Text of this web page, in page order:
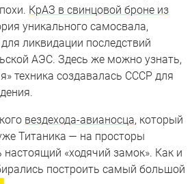
КрАЗ в свинцовой броне из
уникального самосвала,
ликвидации последствий
АЭС. Здесь же можно узнать,
техника создавалась СССР для
вездехода-авианосца, который
Титаника — на просторы
«ходячий замок». Как и
построить самый большой